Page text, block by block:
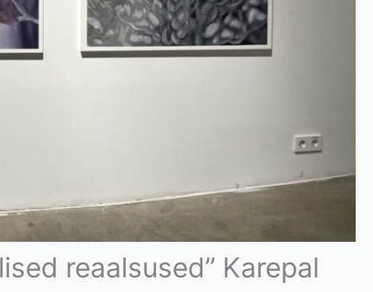
reaalsused” Karepal